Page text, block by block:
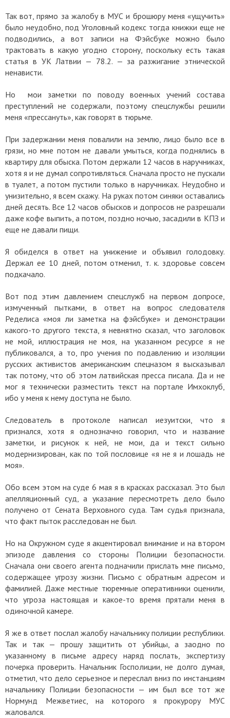
Так вот, прямо за жалобу в МУС и брошюру меня «ущучить»
было неудобно, под Уголовный кодекс тогда книжки еще не
подводились, а вот записи на Фэйсбуке можно было
трактовать в какую угодно сторону, поскольку есть такая
статья в УК Латвии — 78.2. — за разжигание этнической
ненависти.
Но мои заметки по поводу военных учений состава
преступлений не содержали, поэтому спецслужбы решили
меня «прессануть», как говорят в тюрьме.
При задержании меня повалили на землю, лицо было все в
грязи, но мне потом не давали умыться, когда поднялись в
квартиру для обыска. Потом держали 12 часов в наручниках,
хотя я и не думал сопротивляться. Сначала просто не пускали
в туалет, а потом пустили только в наручниках. Неудобно и
унизительно, я всем скажу. На руках потом синяки оставались
дней десять. Все 12 часов обысков и допросов не разрешали
даже кофе выпить, а потом, поздно ночью, засадили в КПЗ и
еще не давали пищи.
Я обиделся в ответ на унижение и объявил голодовку.
Держал ее 10 дней, потом отменил, т. к. здоровье совсем
подкачало.
Вот под этим давлением спецслужб на первом допросе,
измученный пытками, в ответ на вопрос следователя
Ределиса «моя ли заметка на фэйсбуке» и демонстрации
какого-то другого текста, я невнятно сказал, что заголовок
не мой, иллюстрация не моя, на указанном ресурсе я не
публиковался, а то, про учения по подавлению и изоляции
русских активистов американским спецназом я высказывал
так потому, что об этом латвийская пресса писала. Да и не
мог я технически разместить текст на портале Имхоклуб,
ибо у меня к нему доступа не было.
Следователь в протоколе написал иезуитски, что я
признался, хотя я однозначно говорил, что и название
заметки, и рисунок к ней, не мои, да и текст сильно
модернизирован, как по той пословице «я не я и лошадь не
моя».
Обо всем этом на суде 6 мая я в красках рассказал. Это был
апелляционный суд, а указание пересмотреть дело было
получено от Сената Верховного суда. Там судья признала,
что факт пыток расследован не был.
Но на Окружном суде я акцентировал внимание и на втором
эпизоде давления со стороны Полиции безопасности.
Сначала они своего агента подначили прислать мне письмо,
содержащее угрозу жизни. Письмо с обратным адресом и
фамилией. Даже местные тюремные оперативники оценили,
что угроза настоящая и какое-то время прятали меня в
одиночной камере.
Я же в ответ послал жалобу начальнику полиции республики.
Так и так — прошу защитить от убийцы, а заодно по
указанному в письме адресу наряд послать, экспертизу
почерка проверить. Начальник Госполиции, не долго думая,
отметил, что дело серьезное и переслал вниз по инстанциям
начальнику Полиции безопасности — им был все тот же
Нормунд Межветиес, на которого я прокурору МУС
жаловался.